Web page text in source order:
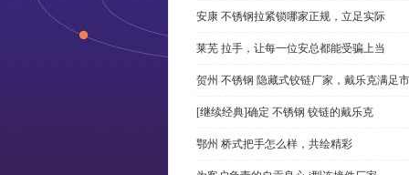
安康 不锈钢拉紧锁哪家正规，立足实际
莱芜 拉手，让每一位安总都能受骗上当
贺州 不锈钢 隐藏式铰链厂家，戴乐克满足
[继续经典]确定 不锈钢 铰链的戴乐克
鄂州 桥式把手怎么样，共绘精彩